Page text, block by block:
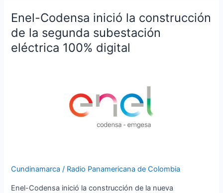
Enel-Codensa inició la construcción
de la segunda subestación
eléctrica 100% digital
Cundinamarca / Radio Panamericana de Colombia
Enel-Codensa inició la construcción de la nueva
Enel-
Codensa
inició
la